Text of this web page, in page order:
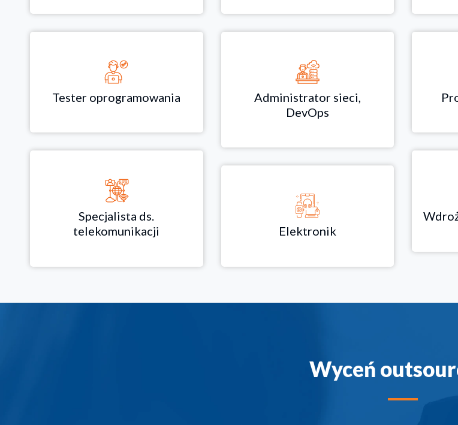
Tester oprogramowania
Specjalista ds.
telekomunikacji
Administrator sieci,
DevOps
Elektronik
Wyceń